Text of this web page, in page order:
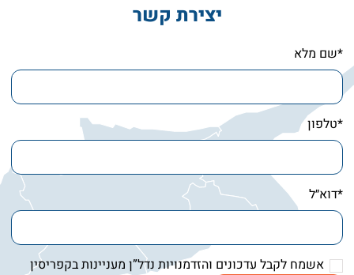
יצירת קשר
*שם מלא
*טלפון
*דוא״ל
אשמח לקבל עדכונים והזדמנויות נדל”ן מעניינות בקפריסין